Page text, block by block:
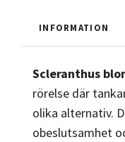
INFORMATION
Scleranthus
rörelse där
olika alternativ.
obeslutsamhet